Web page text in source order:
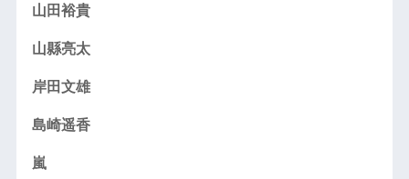
山田裕貴
山縣亮太
岸田文雄
島崎遥香
嵐